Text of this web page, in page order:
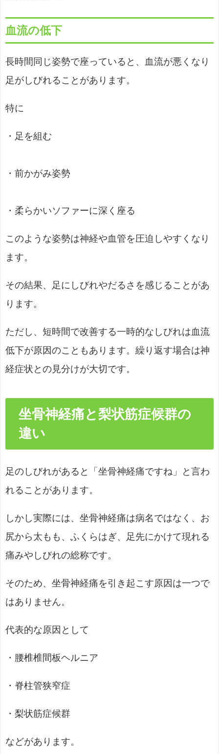
血流の低下
長時間同じ姿勢で座っていると、血流が悪くなり
足がしびれることがあります。
特に
・足を組む
・前かがみ姿勢
・柔らかいソファーに深く座る
このような姿勢は神経や血管を圧迫しやすくなり
ます。
その結果、足にしびれやだるさを感じることがあ
ります。
ただし、短時間で改善する一時的なしびれは血流
低下が原因のこともあります。繰り返す場合は神
経症状との見分けが大切です。
坐骨神経痛と梨状筋症候群の
違い
足のしびれがあると「坐骨神経痛ですね」と言わ
れることがあります。
しかし実際には、坐骨神経痛は病名ではなく、お
尻から太もも、ふくらはぎ、足先にかけて現れる
痛みやしびれの総称です。
そのため、坐骨神経痛を引き起こす原因は一つで
はありません。
代表的な原因として
・腰椎椎間板ヘルニア
・脊柱管狭窄症
・梨状筋症候群
などがあります。